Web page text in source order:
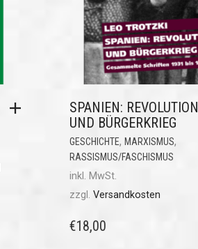
SPANIEN: REVOLUTION
UND BÜRGERKRIEG
GESCHICHTE, MARXISMUS,
RASSISMUS/FASCHISMUS
inkl. MwSt.
zzgl. Versandkosten
€18,00